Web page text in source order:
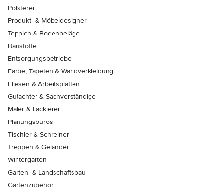
Polsterer
Produkt- & Möbeldesigner
Teppich & Bodenbeläge
Baustoffe
Entsorgungsbetriebe
Farbe, Tapeten & Wandverkleidung
Fliesen & Arbeitsplatten
Gutachter & Sachverständige
Maler & Lackierer
Planungsbüros
Tischler & Schreiner
Treppen & Geländer
Wintergärten
Garten- & Landschaftsbau
Gartenzubehör